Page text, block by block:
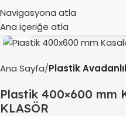
Navigasyona atla
Ana içeriğe atlaBüyütmek için tıklayın
Ana Sayfa Plastik
Plastik 400×600 mm
KLASÖR